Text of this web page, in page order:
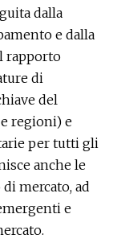
dalla
e dalla
rapporto
di
del
regioni) e
per tutti gli
anche le
mercato, ad
e